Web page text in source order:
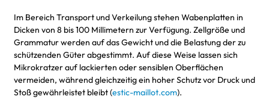
Im Bereich Transport und Verkeilung stehen Wabenplatten in
Dicken von 8 bis 100 Millimetern zur Verfügung. Zellgröße und
Grammatur werden auf das Gewicht und die Belastung der zu
schützenden Güter abgestimmt. Auf diese Weise lassen sich
Mikrokratzer auf lackierten oder sensiblen Oberflächen
vermeiden, während gleichzeitig ein hoher Schutz vor Druck und
Stoß gewährleistet bleibt (estic-maillot.com).